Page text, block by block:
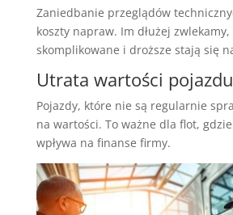
Zaniedbanie przeglądów
koszty napraw. Im dłużej
skomplikowane i droższe stają się
Utrata wartości pojazdu
Pojazdy, które nie są regularnie
na wartości. To ważne dla flot,
wpływa na finanse firmy.